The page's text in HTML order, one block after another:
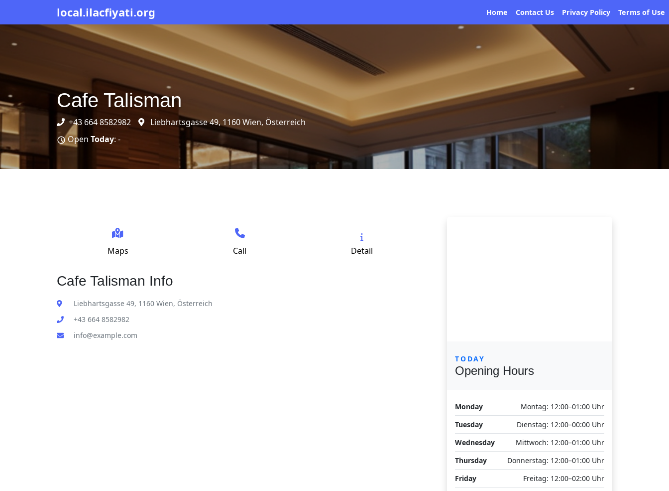
local.ilacfiyati.org Home Contact Us Privacy Policy Terms of Use
Cafe Talisman
+43 664 8582982
Liebhartsgasse 49, 1160 Wien, Österreich
Open Today: -
Maps Call Detail
Cafe Talisman Info
Liebhartsgasse 49, 1160 Wien, Österreich
+43 664 8582982
info@example.com
TODAY
Opening Hours
Monday
Montag: 12:00–01:00 Uhr
Tuesday
Dienstag: 12:00–00:00 Uhr
Wednesday
Mittwoch: 12:00–01:00 Uhr
Thursday
Donnerstag: 12:00–01:00 Uhr
Friday
Freitag: 12:00–02:00 Uhr